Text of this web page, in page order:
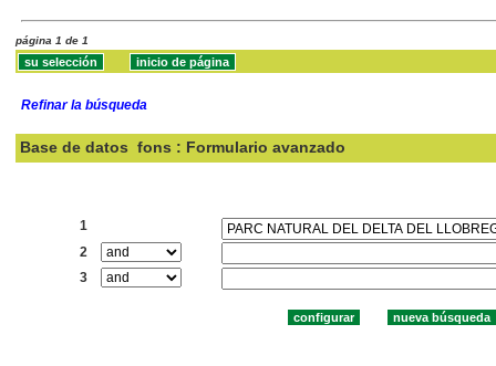
página 1 de 1
Refinar la búsqueda
Base de datos fons : Formulario avanzado
1
2
3